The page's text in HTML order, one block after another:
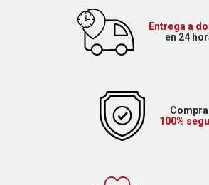
Entrega a
en 24
Compra
100%